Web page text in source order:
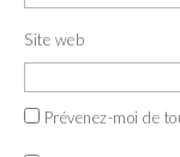
Site web
Prévenez-moi de